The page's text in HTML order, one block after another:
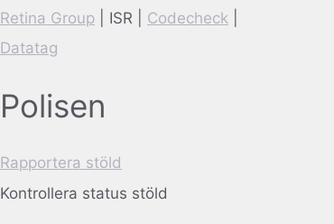
Retina Group | ISR | Codecheck
Datatag
Polisen
Rapportera stöld
Kontrollera status stöld